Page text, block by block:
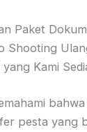
Paket
Shooting
yang Kami
pesta yang